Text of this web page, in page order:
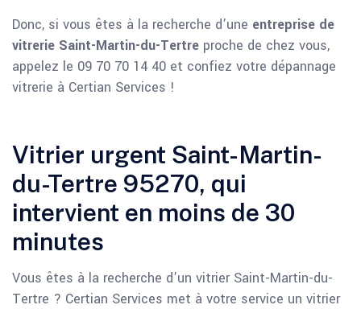
Donc, si vous êtes à la recherche d’une entreprise de
vitrerie Saint-Martin-du-Tertre proche de chez vous,
appelez le 09 70 70 14 40 et confiez votre dépannage
vitrerie à Certian Services !
Vitrier urgent Saint-Martin-
du-Tertre 95270, qui
intervient en moins de 30
minutes
Vous êtes à la recherche d’un vitrier Saint-Martin-du-
Tertre ? Certian Services met à votre service un vitrier